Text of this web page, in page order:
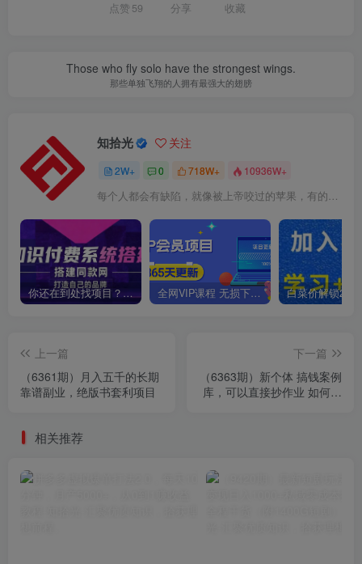
点赞 59 分享 收藏
Those who fly solo have the strongest wings.
那些单独飞翔的人拥有最强大的翅膀
知拾光 关注
2W+ 0 718W+ 10936W+
每个人都会有缺陷，就像被上帝咬过的苹果，有的人缺陷比较大，正是因为上帝特别喜欢他的芬芳
你还在到处找项目？还在当韭菜？我靠卖项目一个月收入5万+，曾经我也是个失败者。 全网VIP课程 无损下载~
上一篇
（6361期）月入五千的长期
靠谱副业，绝版书套利项目
下一篇
（6363期）新个体 搞钱案例
库，可以直接抄作业 如何赚
相关推荐